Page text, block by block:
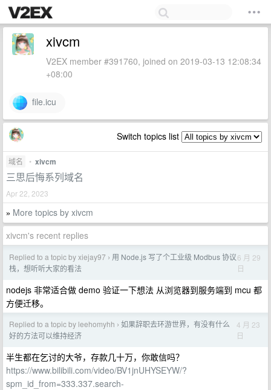
xivcm
V2EX member #391760, joined on 2019-03-13 12:08:34
+08:00
file.icu
Switch topics list
域名 • xivcm
三思后悔系列域名
Apr 22, 2023
» More topics by xivcm
xivcm's recent replies
Replied to a topic by xiejay97 › 用 Node.js 写了个工业级 Modbus 协议
栈，想听听大家的看法
6 月 29
日
nodejs 非常适合做 demo 验证一下想法 从浏览器到服务端到 mcu 都
方便迁移。
Replied to a topic by leehomyhh › 如果辞职去环游世界，有没有什么
好的方法可以维持经济
4 月 23
日
半生都在乞讨的大爷，存款几十万，你敢信吗？
https://www.bilibili.com/video/BV1jnUHYSEYW/?
spm_id_from=333.337.search-